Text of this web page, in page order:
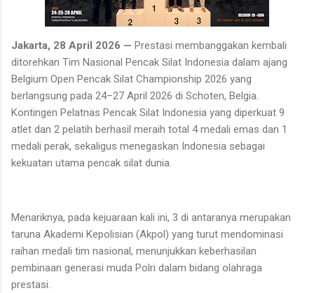
Jakarta, 28 April 2026 — Prestasi membanggakan kembali
ditorehkan Tim Nasional Pencak Silat Indonesia dalam ajang
Belgium Open Pencak Silat Championship 2026 yang
berlangsung pada 24–27 April 2026 di Schoten, Belgia.
Kontingen Pelatnas Pencak Silat Indonesia yang diperkuat 9
atlet dan 2 pelatih berhasil meraih total 4 medali emas dan 1
medali perak, sekaligus menegaskan Indonesia sebagai
kekuatan utama pencak silat dunia.
Menariknya, pada kejuaraan kali ini, 3 di antaranya merupakan
taruna Akademi Kepolisian (Akpol) yang turut mendominasi
raihan medali tim nasional, menunjukkan keberhasilan
pembinaan generasi muda Polri dalam bidang olahraga
prestasi.